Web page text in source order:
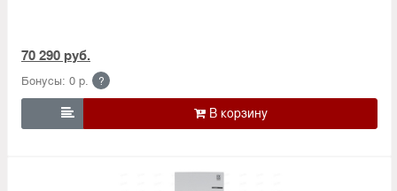
70 290 руб.
Бонусы: 0 р. ?
